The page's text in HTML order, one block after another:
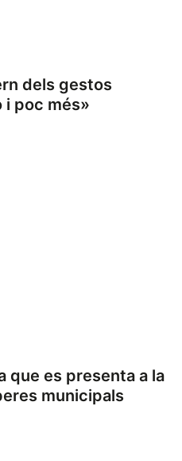
dels gestos
i poc més»
que es presenta a la
municipals